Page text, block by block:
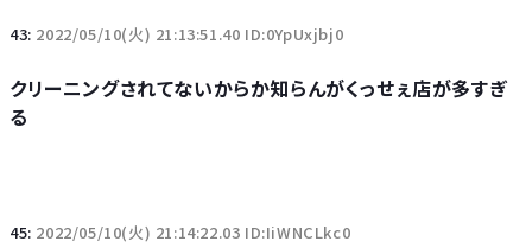
43: 2022/05/10(火) 21:13:51.40 ID:0YpUxjbj0
クリーニングされてないからか知らんがくっせぇ店が多すぎ
る
45: 2022/05/10(火) 21:14:22.03 ID:IiWNCLkc0